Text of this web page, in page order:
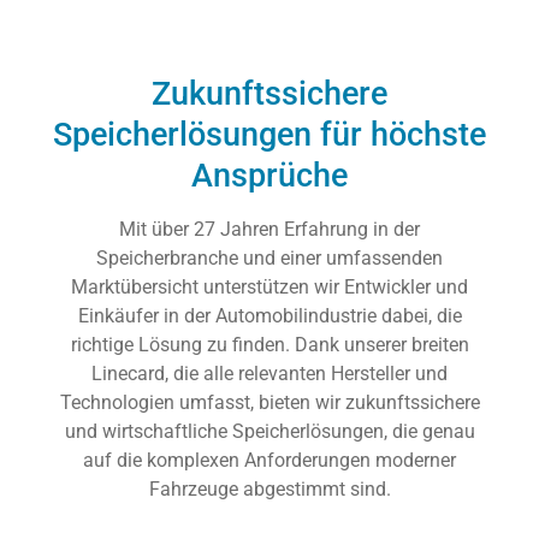
Zukunftssichere
Speicherlösungen für höchste
Ansprüche
Mit über 27 Jahren Erfahrung in der
Speicherbranche und einer umfassenden
Marktübersicht unterstützen wir Entwickler und
Einkäufer in der Automobilindustrie dabei, die
richtige Lösung zu finden. Dank unserer breiten
Linecard, die alle relevanten Hersteller und
Technologien umfasst, bieten wir zukunftssichere
und wirtschaftliche Speicherlösungen, die genau
auf die komplexen Anforderungen moderner
Fahrzeuge abgestimmt sind.